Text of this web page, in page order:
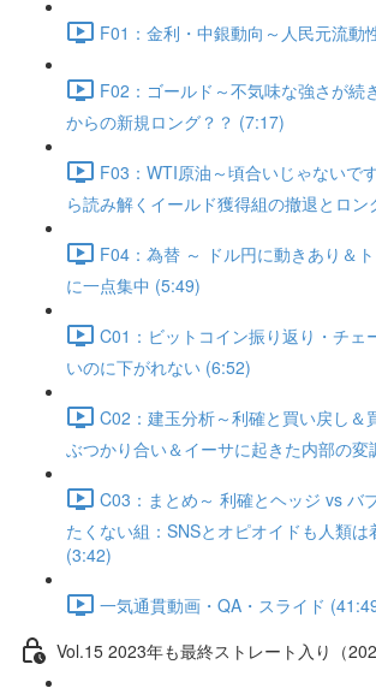
F01：金利・中銀動向～人民元流動
F02：ゴールド～不気味な強さが続
からの新規ロング？？ (7:17)
F03：WTI原油～頃合いじゃないで
ら読み解くイールド獲得組の撤退とロン
F04：為替 ～ ドル円に動きあり＆
に一点集中 (5:49)
C01：ビットコイン振り返り・チェ
いのに下がれない (6:52)
C02：建玉分析～利確と買い戻し＆
ぶつかり合い＆イーサに起きた内部の変
C03：まとめ～ 利確とヘッジ vs バ
たくない組：SNSとオピオイドも人類は
(3:42)
一気通貫動画・QA・スライド
Vol.15 2023年も最終ストレート入り（